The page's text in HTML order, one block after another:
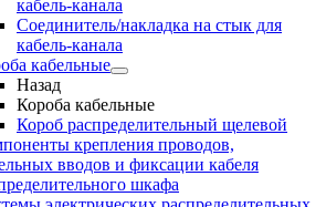
кабель-канала
Соединитель/накладка на стык для
кабель-канала
кабельные
Назад
Короба кабельные
Короб распределительный щелевой
крепления проводов,
вводов и фиксации кабеля
шкафа